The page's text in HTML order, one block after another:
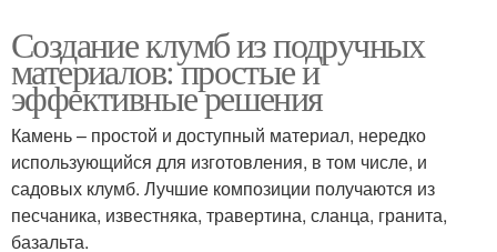
Создание клумб из подручных
материалов: простые и
эффективные решения
Камень – простой и доступный материал, нередко
использующийся для изготовления, в том числе, и
садовых клумб. Лучшие композиции получаются из
песчаника, известняка, травертина, сланца, гранита,
базальта.